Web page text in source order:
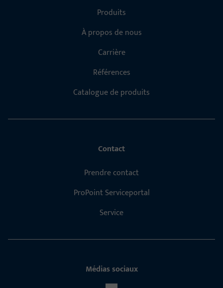
Produits
À propos de nous
Carrière
Références
Catalogue de produits
Contact
Prendre contact
ProPoint Serviceportal
Service
Médias sociaux